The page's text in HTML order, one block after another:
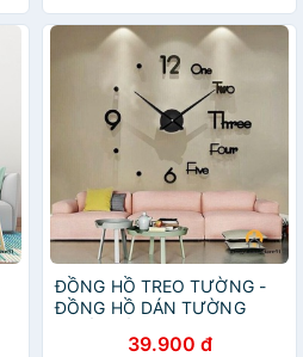
ĐỒNG HỒ TREO TƯỜNG -
ĐỒNG HỒ DÁN TƯỜNG
39.900 đ